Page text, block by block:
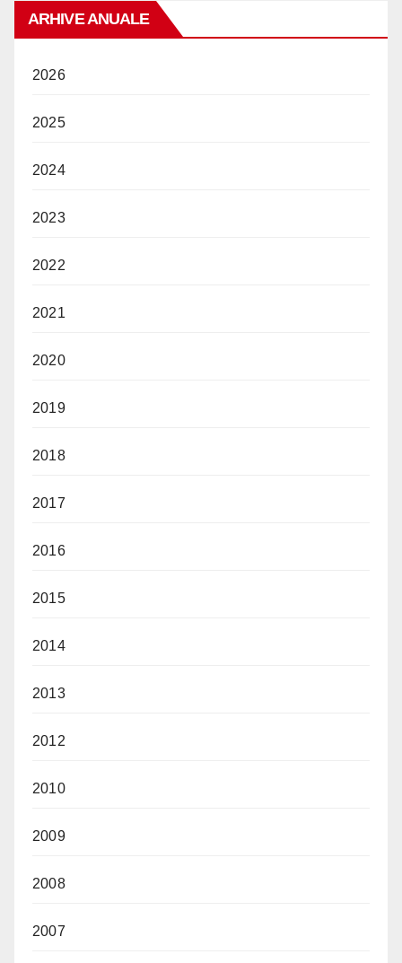
ARHIVE ANUALE
2026
2025
2024
2023
2022
2021
2020
2019
2018
2017
2016
2015
2014
2013
2012
2010
2009
2008
2007